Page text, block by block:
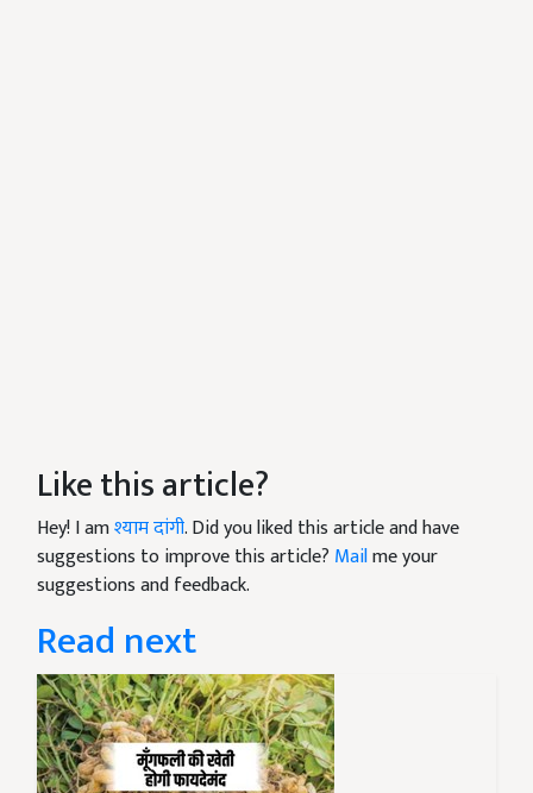
Like this article?
Hey! I amश्याम दांगी. Did you liked this article and have
suggestions to improve this article? Mailme your
suggestions and feedback.
Read next